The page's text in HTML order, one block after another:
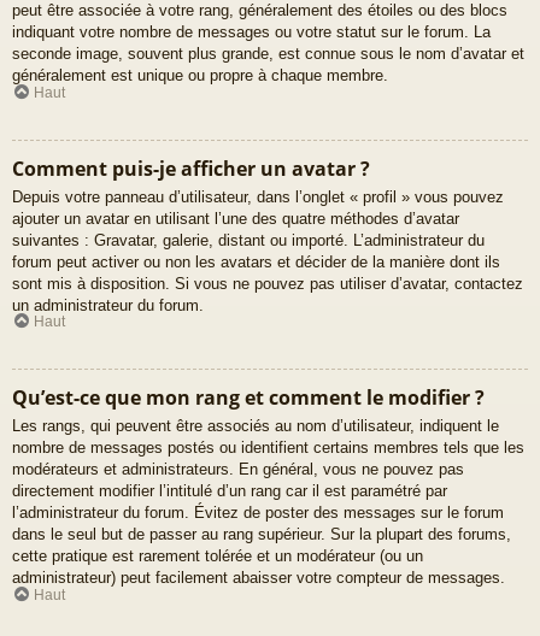
peut être associée à votre rang, généralement des étoiles ou des blocs
indiquant votre nombre de messages ou votre statut sur le forum. La
seconde image, souvent plus grande, est connue sous le nom d’avatar et
généralement est unique ou propre à chaque membre.
Haut
Comment puis-je afficher un avatar ?
Depuis votre panneau d’utilisateur, dans l’onglet « profil » vous pouvez
ajouter un avatar en utilisant l’une des quatre méthodes d’avatar
suivantes : Gravatar, galerie, distant ou importé. L’administrateur du
forum peut activer ou non les avatars et décider de la manière dont ils
sont mis à disposition. Si vous ne pouvez pas utiliser d’avatar, contactez
un administrateur du forum.
Haut
Qu’est-ce que mon rang et comment le modifier ?
Les rangs, qui peuvent être associés au nom d’utilisateur, indiquent le
nombre de messages postés ou identifient certains membres tels que les
modérateurs et administrateurs. En général, vous ne pouvez pas
directement modifier l’intitulé d’un rang car il est paramétré par
l’administrateur du forum. Évitez de poster des messages sur le forum
dans le seul but de passer au rang supérieur. Sur la plupart des forums,
cette pratique est rarement tolérée et un modérateur (ou un
administrateur) peut facilement abaisser votre compteur de messages.
Haut